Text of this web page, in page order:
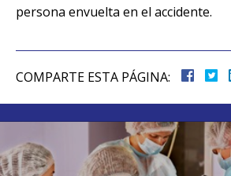
persona envuelta en el accidente.
COMPARTE ESTA PÁGINA: